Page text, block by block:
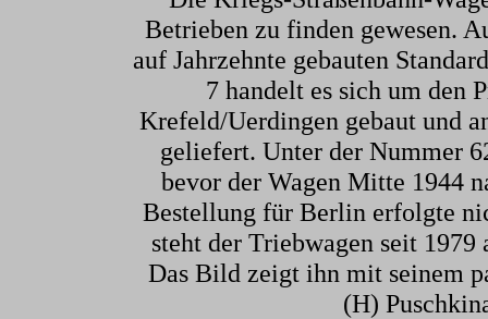
Betrieben zu finden gewesen.
auf Jahrzehnte gebauten
7 handelt es sich um den
Krefeld/Uerdingen gebaut und
geliefert. Unter der Nummer
bevor der Wagen Mitte 1944
Bestellung für Berlin erfolgte
steht der Triebwagen seit
Das Bild zeigt ihn mit seinem
(H)